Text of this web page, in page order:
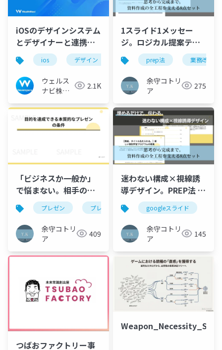
iOSのデザインシステム
とデザイナーと連携し
た取り組み
ios デザイン モバイルアプリ wealthnavi
ウェルス
ナビ株式
広報チー
ム
2.1K
1スライド1メッセー
ジ。ロジカル提案テン
プレートprep法 業務改善
余守コトリ
ア
275
「ビジネスか一般か」
で悩まない。相手のエ
ネルギーを奪わないプ
レゼン思考
プレゼン プレゼンテーション ビジネススキル
余守コトリ
ア
409
迷わない構成×視線誘
導デザイン。PREP法 サ
ービス紹介テンプレー
ト（Googleスライド
版）
googleスライド
余守コトリ
ア
145
つばおファクトリー事